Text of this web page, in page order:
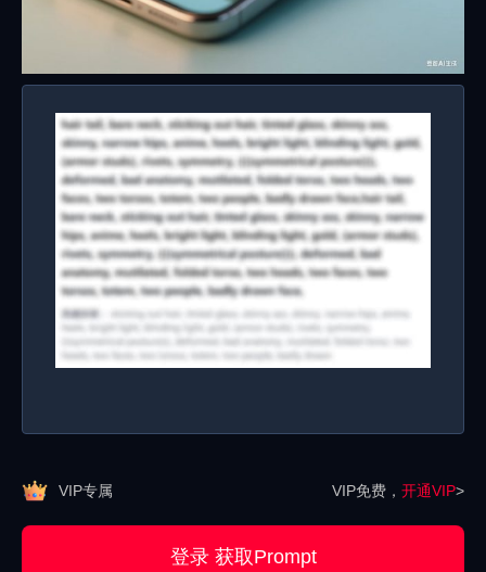
VIP专属 VIP免费， 开通VIP>
登录 获取Prompt